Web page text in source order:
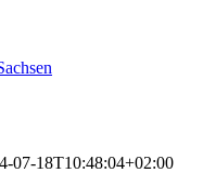
07-18T10:48:04+02:00